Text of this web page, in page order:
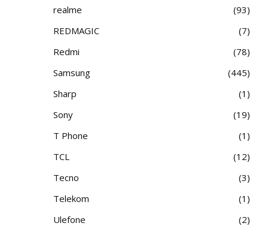
realme
93
REDMAGIC
7
Redmi
78
Samsung
445
Sharp
1
Sony
19
T Phone
1
TCL
12
Tecno
3
Telekom
1
Ulefone
2